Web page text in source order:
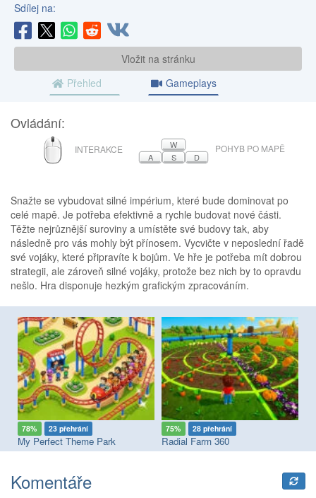
Sdílej na:
Vložit na stránku
Přehled
Gameplays
Ovládání:
MYŠ
INTERAKCE
W
A
S D
POHYB PO MAPĚ
Snažte se vybudovat silné impérium, které bude dominovat po
celé mapě. Je potřeba efektivně a rychle budovat nové části.
Těžte nejrůznější suroviny a umístěte své budovy tak, aby
následně pro vás mohly být přínosem. Vycvičte v neposlední řadě
své vojáky, které připravíte k bojům. Ve hře je potřeba mít dobrou
strategii, ale zároveň silné vojáky, protože bez nich by to opravdu
nešlo. Hra disponuje hezkým grafickým zpracováním.
78% 23 přehrání
My Perfect Theme Park
75% 28 přehrání
Radial Farm 360
Komentáře